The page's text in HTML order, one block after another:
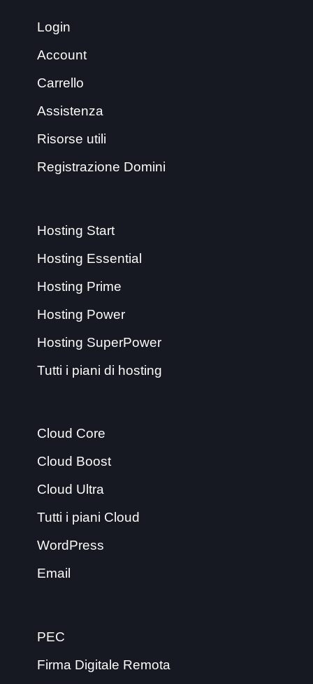
Login
Account
Carrello
Assistenza
Risorse utili
Registrazione Domini
Hosting Start
Hosting Essential
Hosting Prime
Hosting Power
Hosting SuperPower
Tutti i piani di hosting
Cloud Core
Cloud Boost
Cloud Ultra
Tutti i piani Cloud
WordPress
Email
PEC
Firma Digitale Remota